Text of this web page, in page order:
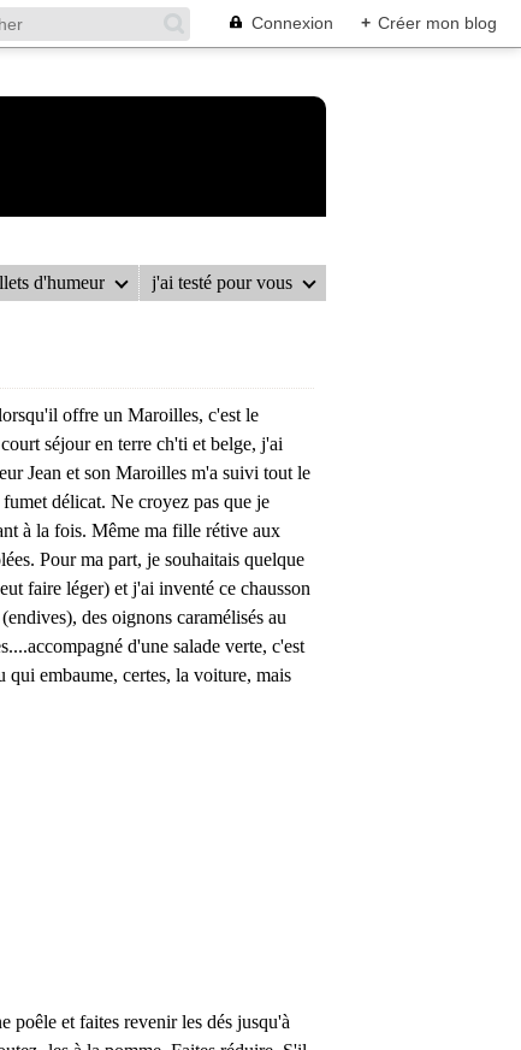
Connexion + Créer mon blog
d'humeur
j'ai testé pour vous
offre un Maroilles, c'est le
séjour en terre ch'ti et belge, j'ai
Jean et son Maroilles m'a suivi tout le
délicat. Ne croyez pas que je
à la fois. Même ma fille rétive aux
Pour ma part, je souhaitais quelque
faire léger) et j'ai inventé ce chausson
des oignons caramélisés au
d'une salade verte, c'est
qui embaume, certes, la voiture, mais
poêle et faites revenir les dés jusqu'à